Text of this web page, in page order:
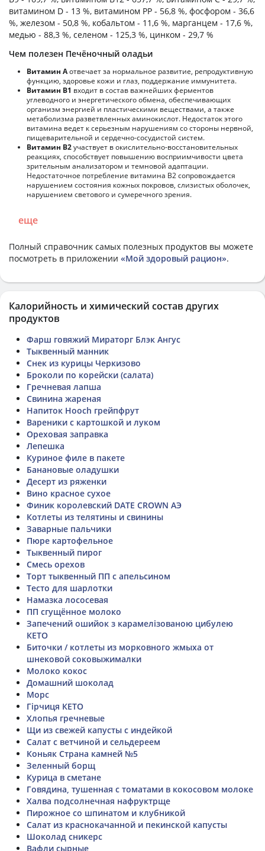
витамином D - 13 %, витамином PP - 56,8 %, фосфором - 36,6
%, железом - 50,8 %, кобальтом - 11,6 %, марганцем - 17,6 %,
медью - 88,3 %, селеном - 125,3 %, цинком - 29,7 %
Чем полезен Печёночный оладьи
Витамин Аотвечает за нормальное развитие, репродуктивную
функцию, здоровье кожи и глаз, поддержание иммунитета.
Витамин В1 входит в состав важнейших ферментов
углеводного и энергетического обмена, обеспечивающих
организм энергией и пластическими веществами, а также
метаболизма разветвленных аминокислот. Недостаток этого
витамина ведет к серьезным нарушениям со стороны нервной,
пищеварительной и сердечно-сосудистой систем.
Витамин В2участвует в окислительно-восстановительных
реакциях, способствует повышению восприимчивости цвета
зрительным анализатором и темновой адаптации.
Недостаточное потребление витамина В2 сопровождается
нарушением состояния кожных покровов, слизистых оболочек,
нарушением светового и сумеречного зрения.
еще
Полный справочник самых полезных продуктов вы можете
посмотреть в приложении «Мой здоровый рацион».
Калорийность и химический состав других
продуктов
Фарш говяжий Мираторг Блэк Ангус
Тыквенный манник
Снек из курицы Черкизово
Броколи по корейски (салата)
Гречневая лапша
Свинина жареная
Напиток Hooch грейпфрут
Вареники с картошкой и луком
Ореховая заправка
Лепешка
Куриное филе в пакете
Банановые оладушки
Десерт из ряженки
Вино красное сухое
Финик королевский DATE CROWN АЭ
Котлеты из телятины и свинины
Заварные пальчики
Пюре картофельное
Тыквенный пирог
Смесь орехов
Торт тыквенный ПП с апельсином
Тесто для шарлотки
Намазка лососевая
ПП сгущённое молоко
Запечений ошийок з карамелізованою цибулею
КЕТО
Биточки / котлеты из морковного жмыха от
шнековой соковыжималки
Молоко кокос
Домашний шоколад
Морс
Гірчиця КЕТО
Хлопья гречневые
Щи из свежей капусты с индейкой
Салат с ветчиной и сельдереем
Коньяк Страна камней №5
Зеленный борщ
Курица в сметане
Говядина, тушенная с томатами в кокосовом молоке
Халва подсолнечная нафруктрще
Пирожное со шпинатом и клубникой
Салат из краснокачанной и пекинской капусты
Шоколад сникерс
Вафли сырные